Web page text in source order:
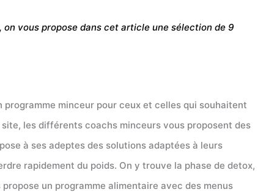
vous propose dans cet article une sélection de 9
minceur pour ceux et celles qui souhaitent
les différents coachs minceurs vous proposent des
à ses adeptes des solutions adaptées à leurs
rapidement du poids. On y trouve la phase de detox,
un programme alimentaire avec des menus